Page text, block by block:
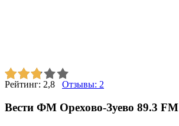
Рейтинг: 2,8 Отзывы: 2
Вести ФМ Орехово-Зуево 89.3 FM